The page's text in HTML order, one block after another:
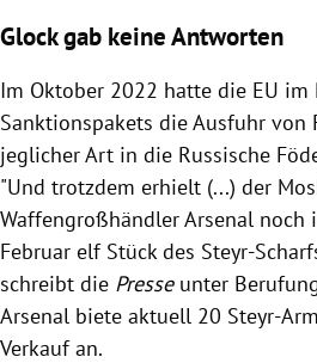
Glock gab keine Antworten
Im Oktober 2022 hatte die EU im
Sanktionspakets die Ausfuhr von
jeglicher Art in die Russische
"Und trotzdem erhielt (...) der
Waffengroßhändler Arsenal noch
Februar elf Stück des Steyr-
schreibt die Presseunter
Arsenal biete aktuell 20 Steyr-
Verkauf an.